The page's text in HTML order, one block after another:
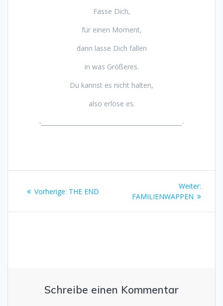
Fasse Dich,
für einen Moment,
dann lasse Dich fallen
in was Größeres.
Du kannst es nicht halten,
also erlöse es.
-_______________________________________________-
Vorherige: Vorheriger
THE END
Weiter:
FAMILIENWAPPEN
Schreibe einen Kommentar